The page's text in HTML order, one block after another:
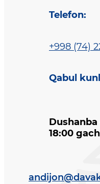
Telefon:
+998 (74)
Qabul
18:00